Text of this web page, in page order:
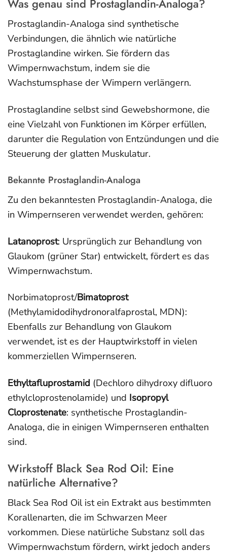
Was genau sind Prostaglandin-Analoga?
Prostaglandin-Analoga sind synthetische
Verbindungen, die ähnlich wie natürliche
Prostaglandine wirken. Sie fördern das
Wimpernwachstum, indem sie die
Wachstumsphase der Wimpern verlängern.
Prostaglandine selbst sind Gewebshormone, die
eine Vielzahl von Funktionen im Körper erfüllen,
darunter die Regulation von Entzündungen und die
Steuerung der glatten Muskulatur.
Bekannte Prostaglandin-Analoga
Zu den bekanntesten Prostaglandin-Analoga, die
in Wimpernseren verwendet werden, gehören:
Latanoprost: Ursprünglich zur Behandlung von
Glaukom (grüner Star) entwickelt, fördert es das
Wimpernwachstum.
Norbimatoprost/Bimatoprost
(Methylamidodihydronoralfaprostal, MDN):
Ebenfalls zur Behandlung von Glaukom
verwendet, ist es der Hauptwirkstoff in vielen
kommerziellen Wimpernseren.
Ethyltafluprostamid (Dechloro dihydroxy difluoro
ethylcloprostenolamide) und Isopropyl
Cloprostenate: synthetische Prostaglandin-
Analoga, die in einigen Wimpernseren enthalten
sind.
Wirkstoff Black Sea Rod Oil: Eine
natürliche Alternative?
Black Sea Rod Oil ist ein Extrakt aus bestimmten
Korallenarten, die im Schwarzen Meer
vorkommen. Diese natürliche Substanz soll das
Wimpernwachstum fördern, wirkt jedoch anders